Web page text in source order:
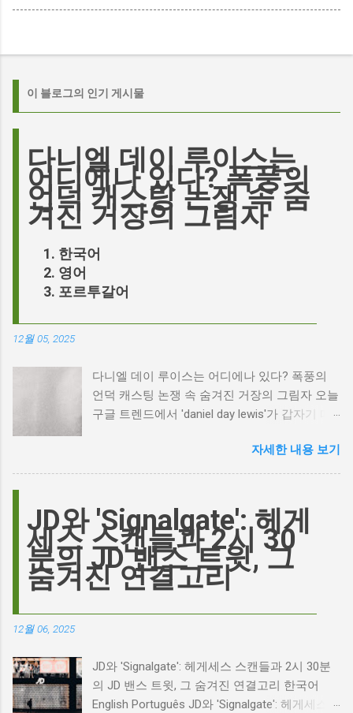
이 블로그의 인기 게시물
다니엘 데이 루이스는
어디에나 있다? 폭풍의
언덕 캐스팅 논쟁 속 숨
겨진 거장의 그림자
한국어
영어
포르투갈어
12월 05, 2025
다니엘 데이 루이스는 어디에나 있다? 폭풍의
언덕 캐스팅 논쟁 속 숨겨진 거장의 그림자 오늘
구글 트렌드에서 'daniel day lewis'가 갑자기 떠
이름이 왜 다시 사람들의 입에 오르내리는 걸까
요? 표면적으로는 마고 로비가 제작하고 주연을
이 그 시작입니다. 하지만 그 이면에는 '연기'라
는 예술에 대한 깊은 갈망과, 완벽주의를 향한
끊임없는 열망이 숨겨져 있습니다. Photo by
Plufow Le Studio on Unsplash 폭풍의 언덕, 그
리고 캐스팅 논쟁의 불씨 최근 몇 주 동안 영화
하는 동시에 우려를 표했습니다. 일부에서는 엘
로디의 이미지가 원작 속 히스클리프와는 다소
거리가 있다는 의견을 제시하며 캐스팅에 대한
자세한 내용 보기
JD와 'Signalgate': 헤게
세스 스캔들과 2시 30
분의 JD 밴스 트윗, 그
숨겨진 연결고리
12월 06, 2025
JD와 'Signalgate': 헤게세스 스캔들과 2시 30분
의 JD 밴스 트윗, 그 숨겨진 연결고리 한국어
English Português JD와 'Signalgate': 헤게세스